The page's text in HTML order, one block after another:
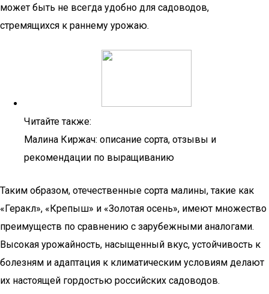
может быть не всегда удобно для садоводов,
стремящихся к раннему урожаю.
Читайте также:
Малина Киржач: описание сорта, отзывы и
рекомендации по выращиванию
Таким образом, отечественные сорта малины, такие как
«Геракл», «Крепыш» и «Золотая осень», имеют множество
преимуществ по сравнению с зарубежными аналогами.
Высокая урожайность, насыщенный вкус, устойчивость к
болезням и адаптация к климатическим условиям делают
их настоящей гордостью российских садоводов.